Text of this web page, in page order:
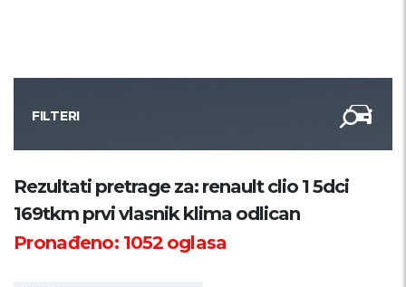
FILTERI
Kategorija
Županija
Rezultati pretrage za: renault clio 1 5dci
169tkm prvi vlasnik klima odlican
Pronađeno: 1052oglasa